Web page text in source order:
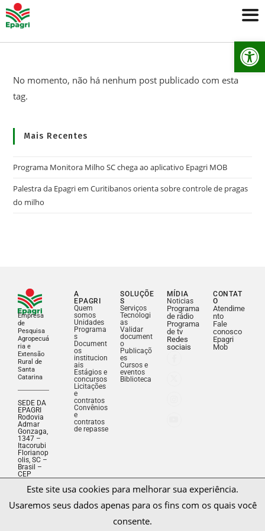
No momento, não há nenhum post publicado com esta
tag.
Mais Recentes
Programa Monitora Milho SC chega ao aplicativo Epagri MOB
Palestra da Epagri em Curitibanos orienta sobre controle de pragas
do milho
Empresa
de
Pesquisa
Agropecuá
ria e
Extensão
Rural de
Santa
Catarina
SEDE DA
EPAGRI
Rodovia
Admar
Gonzaga,
1347 –
Itacorubi
Florianop
olis, SC –
Brasil –
CEP
901
3665-
5000
A
EPAGRI
Quem
somos
Unidades
Programa
s
Document
os
institucion
ais
Estágios e
concursos
Licitações
e
contratos
Convênios
e
contratos
de repasse
SOLUÇÕE
S
Serviços
Tecnologi
as
Validar
document
o
Publicaçõ
es
Cursos e
eventos
Biblioteca
MÍDIA
Noticias
Programa
de rádio
Programa
de tv
Redes
sociais
CONTAT
O
Atendime
nto
Fale
conosco
Epagri
Mob
Este site usa cookies para melhorar sua experiência.
Usaremos seus dados apenas para os fins com os quais você
consente.
Salvar decisão